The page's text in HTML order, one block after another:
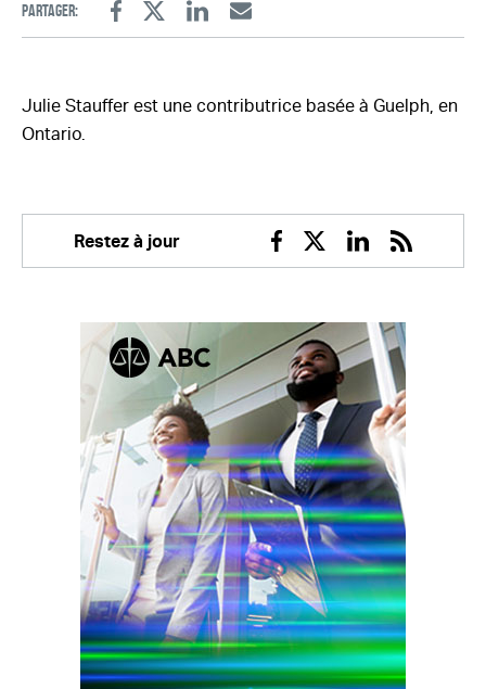
Partager:
FacebookTwitterLinkedinEmail
Julie Stauffer est une contributrice basée à Guelph, en
Ontario.
Restez à jour
Facebook
TwitterLinkedin
RSS